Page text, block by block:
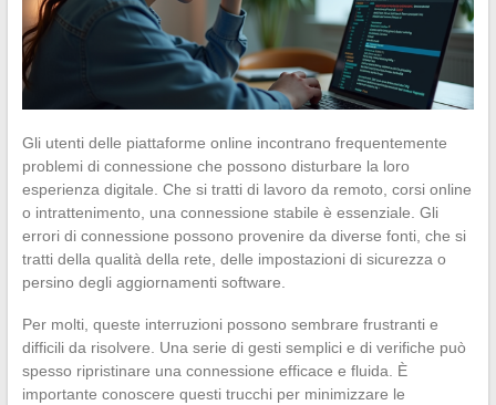
Gli utenti delle piattaforme online incontrano frequentemente
problemi di connessione che possono disturbare la loro
esperienza digitale. Che si tratti di lavoro da remoto, corsi online
o intrattenimento, una connessione stabile è essenziale. Gli
errori di connessione possono provenire da diverse fonti, che si
tratti della qualità della rete, delle impostazioni di sicurezza o
persino degli aggiornamenti software.
Per molti, queste interruzioni possono sembrare frustranti e
difficili da risolvere. Una serie di gesti semplici e di verifiche può
spesso ripristinare una connessione efficace e fluida. È
importante conoscere questi trucchi per minimizzare le